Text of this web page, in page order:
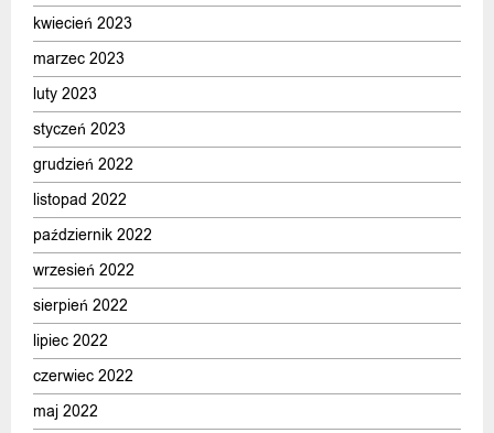
kwiecień 2023
marzec 2023
luty 2023
styczeń 2023
grudzień 2022
listopad 2022
październik 2022
wrzesień 2022
sierpień 2022
lipiec 2022
czerwiec 2022
maj 2022